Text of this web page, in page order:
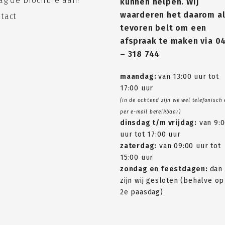
waarderen het daarom
tevoren belt om een
afspraak te maken via
– 318 744
maandag:van 13:00 uur tot
17:00 uur
(in de ochtend zijn we wel telefonisch
per e-mail bereikbaar)
dinsdag t/m vrijdag: van
uur tot 17:00 uur
zaterdag: van 09:00 uur tot
15:00 uur
zondag en feestdagen: dan
zijn wij gesloten (behalve op
2e paasdag)